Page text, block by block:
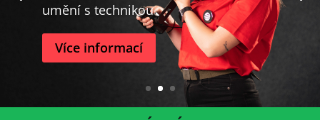
umění s technikou
Více informací